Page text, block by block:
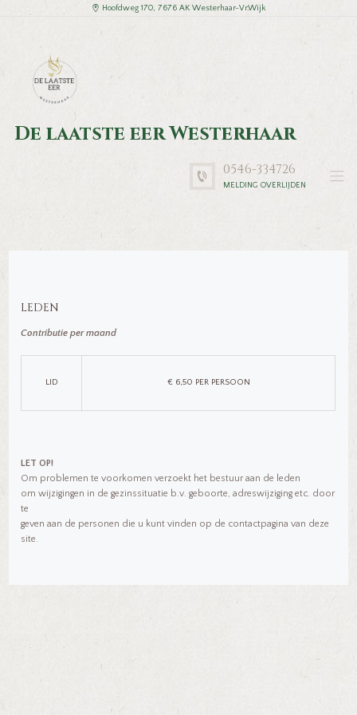
Hoofdweg 170, 7676 AK Westerhaar-Vr.Wijk
De laatste eer Westerhaar
0546-334726
MELDING OVERLIJDEN
LEDEN
Contributie per maand
LID € 6,50 PER PERSOON
LET OP!
Om problemen te voorkomen verzoekt het bestuur aan de leden
om wijzigingen in de gezinssituatie b.v. geboorte, adreswijziging etc. door
te
geven aan de personen die u kunt vinden op de contactpagina van deze
site.